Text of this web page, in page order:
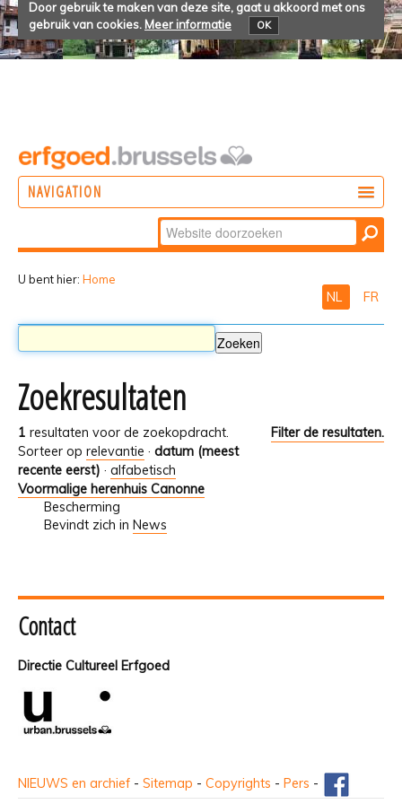
Door gebruik te maken van deze site, gaat u akkoord met ons
gebruik van cookies. Meer informatie OK
NAVIGATION
Zoek
Geavanceerd
U bent hier: Home
NL FR
Zoekresultaten
1 resultaten voor de zoekopdracht.
Filter de resultaten.
Sorteer op relevantie · datum (meest
recente eerst) · alfabetisch
Voormalige herenhuis Canonne
Bescherming
Bevindt zich in News
Contact
Directie Cultureel Erfgoed
NIEUWS en archief - Sitemap - Copyrights - Pers -